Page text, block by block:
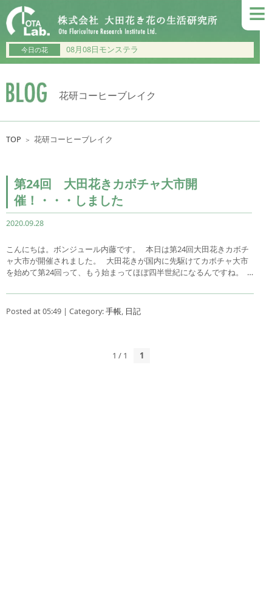
≡
今日の花 08月08日モンステラ
花研コーヒーブレイク
TOP ＞ 花研コーヒーブレイク
第24回 大田花きカボチャ大市開
催！・・・しました
2020.09.28
こんにちは。ボンジュール内藤です。 本日は第24回大田花きカボチ
ャ大市が開催されました。 大田花きが国内に先駆けてカボチャ大市
を始めて第24回って、もう始まってほぼ四半世紀になるんですね。 …
Posted at 05:49 | Category:手帳, 日記
1 / 1 1